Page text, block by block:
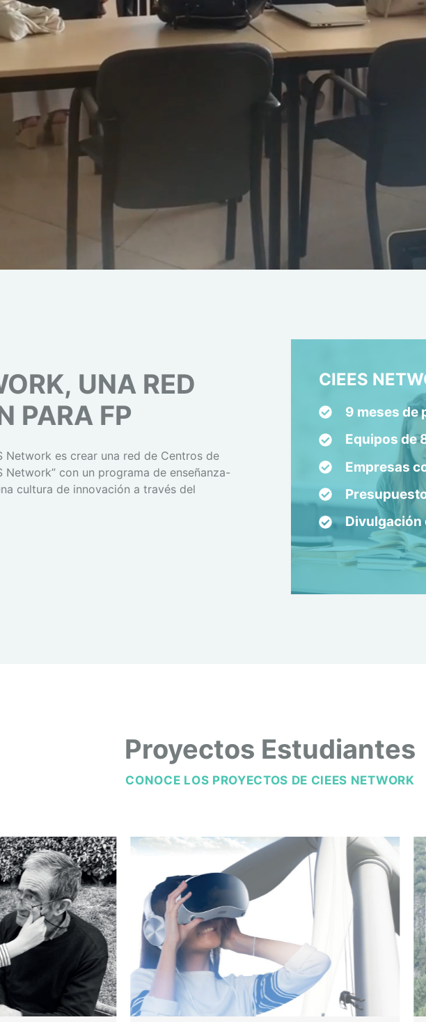
UNA RED
PARA FP
Network es crear una red de Centros de
Network” con un programa de enseñanza-
cultura de innovación a través del
CIEES
9 meses de
Equipos de
Empresas
Divulgación
Proyectos Estudiantes
CONOCE LOS PROYECTOS DE CIEES NETWORK